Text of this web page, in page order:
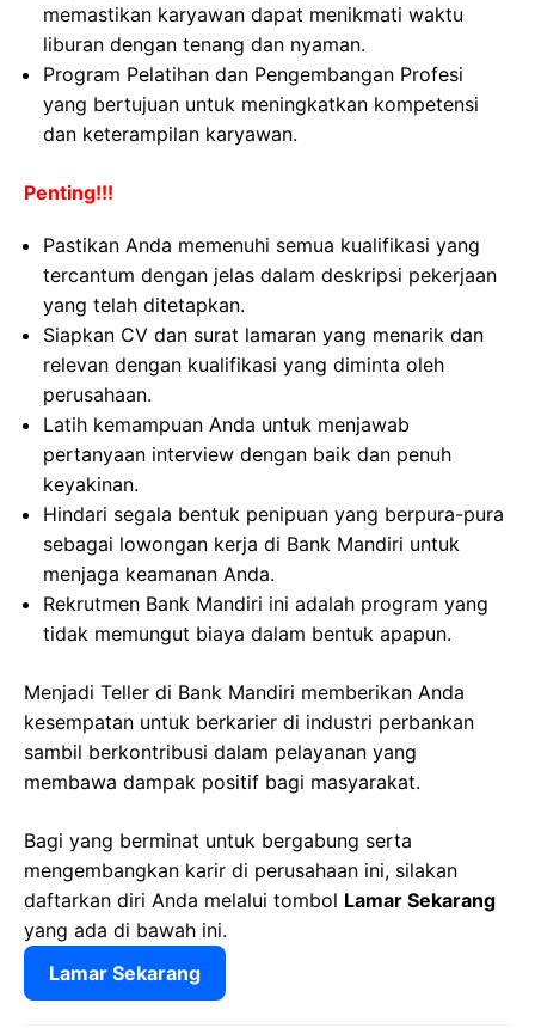
memastikan karyawan dapat menikmati waktu
liburan dengan tenang dan nyaman.
Program Pelatihan dan Pengembangan Profesi
yang bertujuan untuk meningkatkan kompetensi
dan keterampilan karyawan.
Penting!!!
Pastikan Anda memenuhi semua kualifikasi yang
tercantum dengan jelas dalam deskripsi pekerjaan
yang telah ditetapkan.
Siapkan CV dan surat lamaran yang menarik dan
relevan dengan kualifikasi yang diminta oleh
perusahaan.
Latih kemampuan Anda untuk menjawab
pertanyaan interview dengan baik dan penuh
keyakinan.
Hindari segala bentuk penipuan yang berpura-pura
sebagai lowongan kerja di Bank Mandiri untuk
menjaga keamanan Anda.
Rekrutmen Bank Mandiri ini adalah program yang
tidak memungut biaya dalam bentuk apapun.
Menjadi Teller di Bank Mandiri memberikan Anda
kesempatan untuk berkarier di industri perbankan
sambil berkontribusi dalam pelayanan yang
membawa dampak positif bagi masyarakat.
Bagi yang berminat untuk bergabung serta
mengembangkan karir di perusahaan ini, silakan
daftarkan diri Anda melalui tombol Lamar Sekarang
yang ada di bawah ini.
Lamar Sekarang